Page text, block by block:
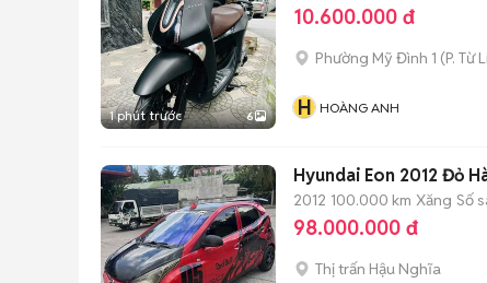
1 phút trước 6
10.600.000 đ
Phường Mỹ Đình 1 (P. Từ
H HOÀNG ANH
Hyundai Eon 2012 Đỏ
2012 100.000 km Xăng Số
98.000.000 đ
Thị trấn Hậu Nghĩa